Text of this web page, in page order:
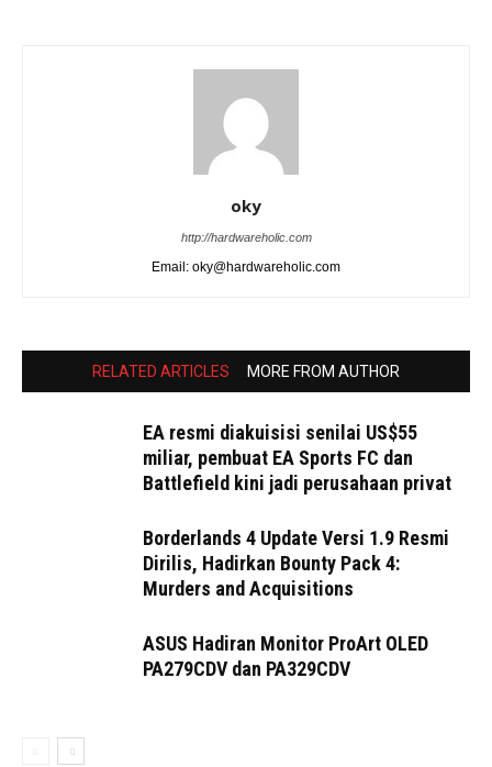
oky
http://hardwareholic.com
Email: oky@hardwareholic.com
RELATED ARTICLES MORE FROM AUTHOR
EA resmi diakuisisi senilai US$55
miliar, pembuat EA Sports FC dan
Battlefield kini jadi perusahaan privat
Borderlands 4 Update Versi 1.9 Resmi
Dirilis, Hadirkan Bounty Pack 4:
Murders and Acquisitions
ASUS Hadiran Monitor ProArt OLED
PA279CDV dan PA329CDV